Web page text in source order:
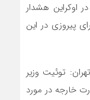
اوکراین هشدار
پیروزی در این
توئیت وزیر
خارجه در مورد